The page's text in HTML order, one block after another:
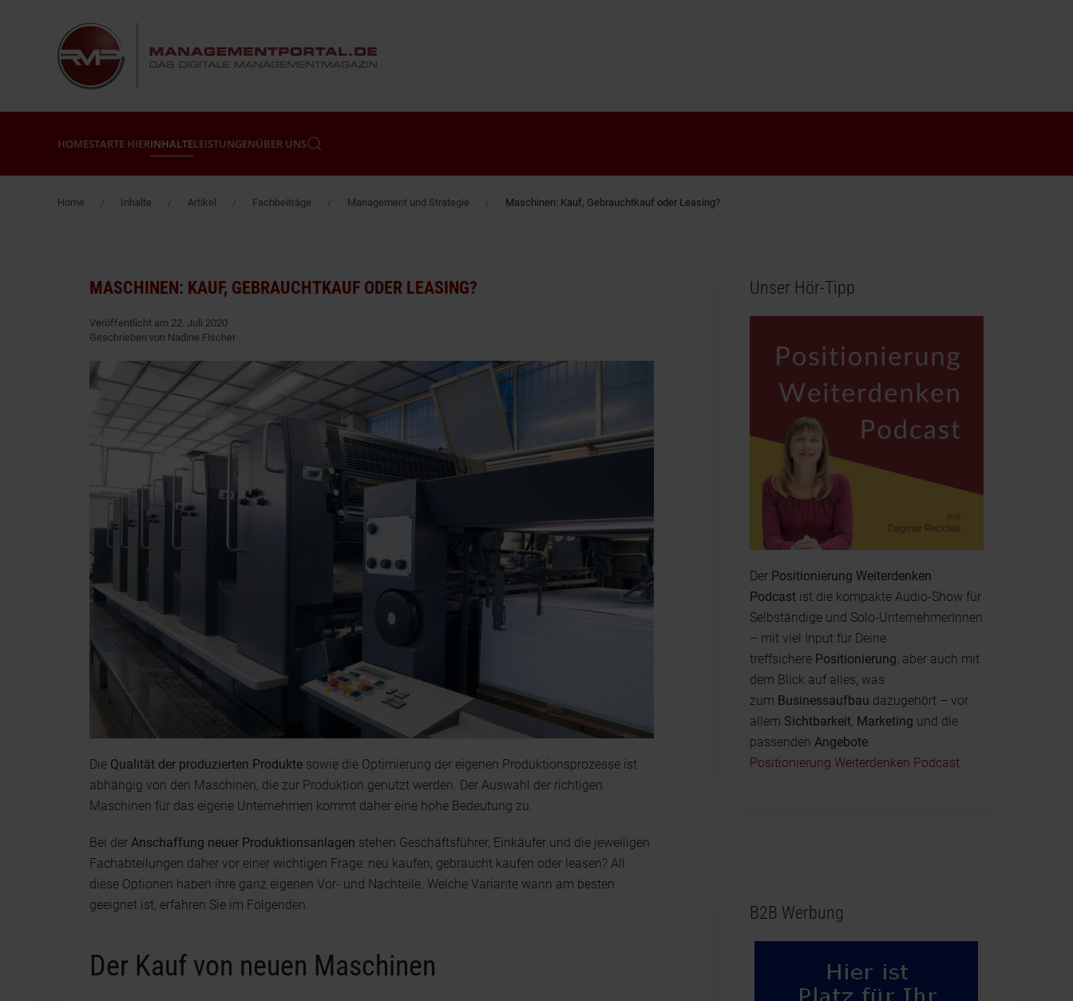
Zum Hauptinhalt springen
HOMESTARTE HIERINHALTELEISTUNGENÜBER UNS
Home Inhalte Artikel Fachbeiträge Management und Strategie Maschinen: Kauf, Gebrauchtkauf oder Leasing?
MASCHINEN: KAUF, GEBRAUCHTKAUF ODER LEASING?
Veröffentlicht am 22. Juli 2020
Geschrieben von Nadine Fischer
Die Qualität der produzierten Produkte sowie die Optimierung der eigenen Produktionsprozesse ist
abhängig von den Maschinen, die zur Produktion genutzt werden. Der Auswahl der richtigen
Maschinen für das eigene Unternehmen kommt daher eine hohe Bedeutung zu.
Bei der Anschaffung neuer Produktionsanlagen stehen Geschäftsführer, Einkäufer und die jeweiligen
Fachabteilungen daher vor einer wichtigen Frage: neu kaufen, gebraucht kaufen oder leasen? All
diese Optionen haben ihre ganz eigenen Vor- und Nachteile. Welche Variante wann am besten
geeignet ist, erfahren Sie im Folgenden.
Der Kauf von neuen Maschinen
Unser Hör-Tipp
Der Positionierung Weiterdenken
Podcastist die kompakte Audio-Show für
Selbständige und Solo-UnternehmerInnen
– mit viel Input für Deine
treffsichere Positionierung, aber auch mit
dem Blick auf alles, was
zum Businessaufbau dazugehört – vor
allem Sichtbarkeit, Marketing und die
passenden Angebote
Positionierung Weiterdenken Podcast
B2B Werbung